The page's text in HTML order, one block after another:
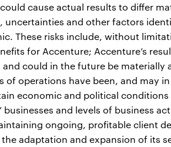
cause actual results to differ
uncertainties and other factors
These risks include, without
for Accenture; Accenture’s
could in the future be materially
of operations have been, and may
economic and political
businesses and levels of business
ongoing, profitable client
adaptation and expansion of its